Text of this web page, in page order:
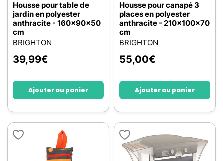
Housse pour table de
jardin en polyester
anthracite - 160x90x50
cm
BRIGHTON
39,99€
Ajouter au panier
Housse pour canapé 3
places en polyester
anthracite - 210x100x70
cm
BRIGHTON
55,00€
Ajouter au panier